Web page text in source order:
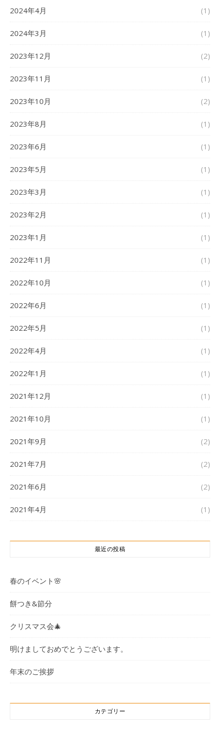
2024年4月 (1)
2024年3月 (1)
2023年12月 (2)
2023年11月 (1)
2023年10月 (2)
2023年8月 (1)
2023年6月 (1)
2023年5月 (1)
2023年3月 (1)
2023年2月 (1)
2023年1月 (1)
2022年11月 (1)
2022年10月 (1)
2022年6月 (1)
2022年5月 (1)
2022年4月 (1)
2022年1月 (1)
2021年12月 (1)
2021年10月 (1)
2021年9月 (2)
2021年7月 (2)
2021年6月 (2)
2021年4月 (1)
最近の投稿
春のイベント🌸
餅つき&節分
クリスマス会🎄
明けましておめでとうございます。
年末のご挨拶
カテゴリー